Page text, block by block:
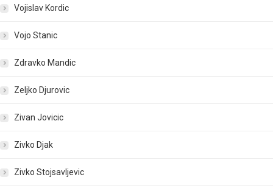
Vojislav Kordic
Vojo Stanic
Zdravko Mandic
Zeljko Djurovic
Zivan Jovicic
Zivko Djak
Zivko Stojsavljevic